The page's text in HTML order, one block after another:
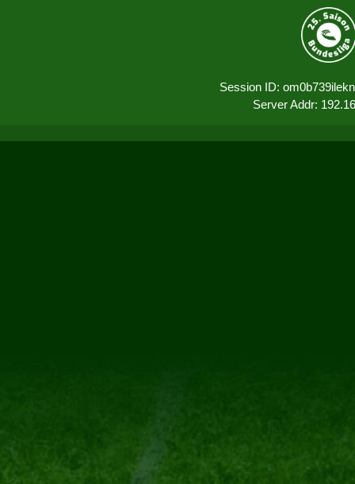
Session ID:
Server Addr: